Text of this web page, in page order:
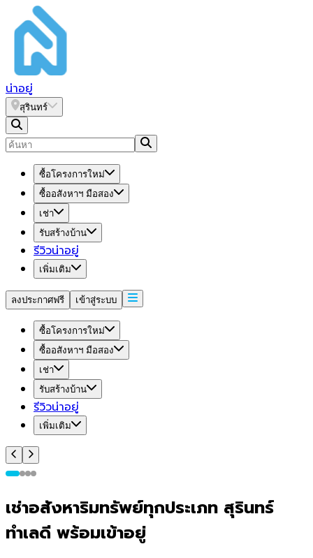
น่าอยู่
สุรินทร์
ซื้อโครงการใหม่
ซื้ออสังหาฯ มือสอง
เช่า
รับสร้างบ้าน
รีวิวน่าอยู่
เพิ่มเติม
ลงประกาศฟรี เข้าสู่ระบบ
ซื้อโครงการใหม่
ซื้ออสังหาฯ มือสอง
เช่า
รับสร้างบ้าน
รีวิวน่าอยู่
เพิ่มเติม
เช่าอสังหาริมทรัพย์ทุกประเภท สุรินทร์
ทำเลดี พร้อมเข้าอยู่